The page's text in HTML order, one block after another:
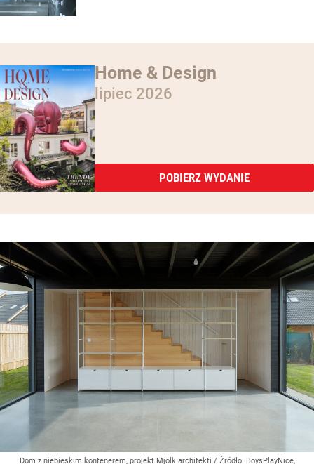
Home & Design
lipiec 2026
POBIERZ WYDANIE
Dom z niebieskim kontenerem, projekt Mjölk architekti / Źródło: BoysPlayNice,